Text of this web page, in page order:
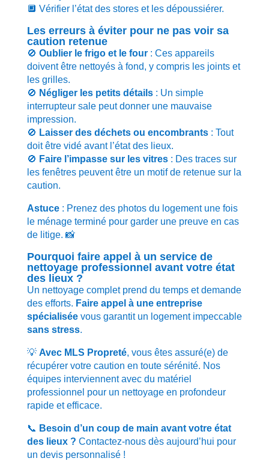
🔲 Vérifier l’état des stores et les dépoussiérer.
Les erreurs à éviter pour ne pas voir sa
caution retenue
🚫 Oublier le frigo et le four: Ces appareils
doivent être nettoyés à fond, y compris les joints et
les grilles.
🚫 Négliger les petits détails: Un simple
interrupteur sale peut donner une mauvaise
impression.
🚫 Laisser des déchets ou encombrants: Tout
doit être vidé avant l’état des lieux.
🚫 Faire l’impasse sur les vitres: Des traces sur
les fenêtres peuvent être un motif de retenue sur la
caution.
Astuce: Prenez des photos du logement une fois
le ménage terminé pour garder une preuve en cas
de litige. 📸
Pourquoi faire appel à un service de
nettoyage professionnel avant votre état
des lieux ?
Un nettoyage complet prend du temps et demande
des efforts. Faire appel à une entreprise
spécialiséevous garantit un logement impeccable
sans stress.
💡 Avec MLS Propreté, vous êtes assuré(e) de
récupérer votre caution en toute sérénité. Nos
équipes interviennent avec du matériel
professionnel pour un nettoyage en profondeur
rapide et efficace.
📞 Besoin d’un coup de main avant votre état
des lieux ? Contactez-nous dès aujourd’hui pour
un devis personnalisé !